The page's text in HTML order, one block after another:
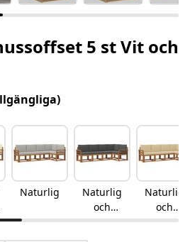
5 st Vit och
Naturlig
Naturlig
och
antracit
Naturlig
och
beige